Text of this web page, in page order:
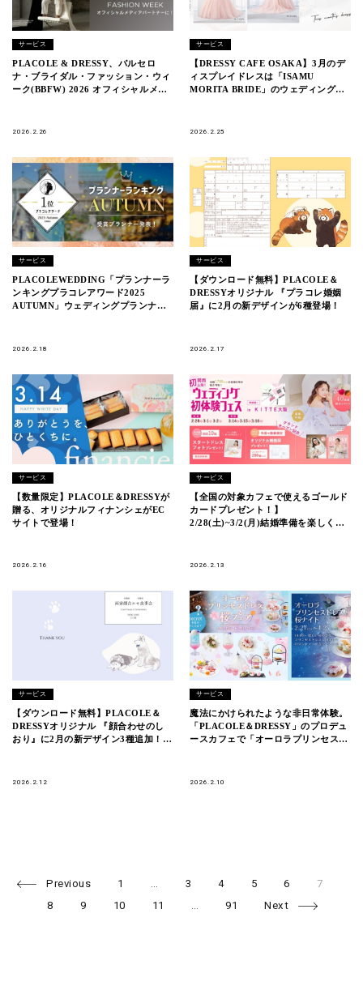
サービス
PLACOLE & DRESSY、バルセロ
ナ・ブライダル・ファッション・ウィ
ーク(BBFW) 2026 オフィシャルメデ
2026.2.26
サービス
【DRESSY CAFE OSAKA】3月のデ
ィスプレイドレスは「ISAMU
MORITA BRIDE」のウェディングド
2026.2.25
サービス
PLACOLEWEDDING「プランナーラ
ンキングプラコレアワード2025
AUTUMN」ウェディングプランナー
2026.2.18
サービス
【ダウンロード無料】PLACOLE＆
DRESSYオリジナル 『プラコレ婚姻
届』に2月の新デザインが6種登場！
2026.2.17
サービス
【数量限定】PLACOLE＆DRESSYが
贈る、オリジナルフィナンシェがEC
サイトで登場！
2026.2.16
サービス
【全国の対象カフェで使えるゴールド
カードプレゼント！】
2/28(土)~3/2(月)結婚準備を楽しく進
駅直結）
2026.2.13
サービス
【ダウンロード無料】PLACOLE＆
DRESSYオリジナル 『顔合わせのし
おり』に2月の新デザイン3種追加！名
2026.2.12
サービス
魔法にかけられたような非日常体験。
「PLACOLE＆DRESSY」のプロデュ
ースカフェで「オーロラプリンセスド
2026.2.10
Posts
navigation
Previous 1 3 4 5 6 7
8 9 10 11 91 Next